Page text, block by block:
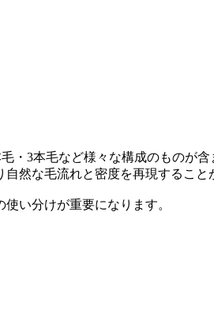
・3本毛など様々な構成のものが
然な毛流れと密度を再現すること
い分けが重要になります。